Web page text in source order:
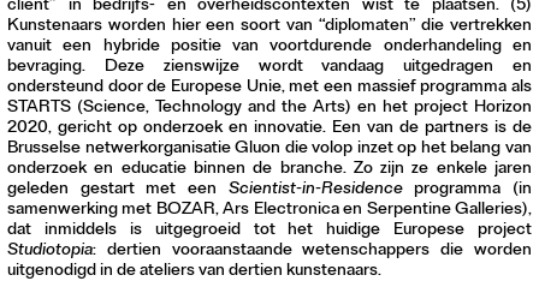
client” in bedrijfs- en overheidscontexten wist te plaatsen. (5)
Kunstenaars worden hier een soort van “diplomaten” die vertrekken
vanuit een hybride positie van voortdurende onderhandeling en
bevraging. Deze zienswijze wordt vandaag uitgedragen en
ondersteund door de Europese Unie, met een massief programma als
STARTS (Science, Technology and the Arts) en het project Horizon
2020, gericht op onderzoek en innovatie. Een van de partners is de
Brusselse netwerkorganisatie Gluon die volop inzet op het belang van
onderzoek en educatie binnen de branche. Zo zijn ze enkele jaren
geleden gestart met een Scientist-in-Residenceprogramma (in
samenwerking met BOZAR, Ars Electronica en Serpentine Galleries),
dat inmiddels is uitgegroeid tot het huidige Europese project
Studiotopia: dertien vooraanstaande wetenschappers die worden
uitgenodigd in de ateliers van dertien kunstenaars.